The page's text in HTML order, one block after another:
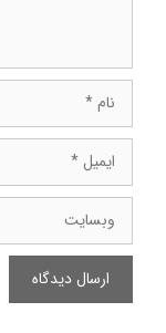
ایمیل
وبسایت